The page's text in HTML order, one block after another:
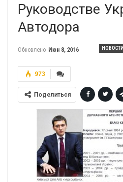
Руководстве
Автодора
Обновлено Июн 8, 2016
973
Поделиться